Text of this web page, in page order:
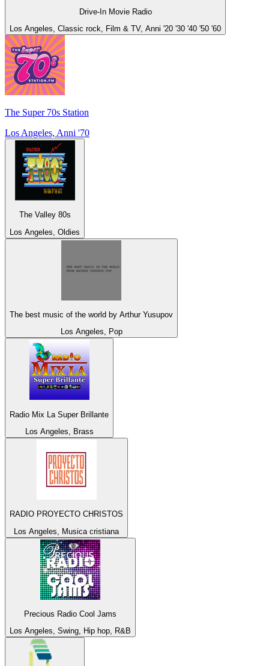
Drive-In Movie Radio
Los Angeles, Classic rock, Film & TV, Anni '20 '30 '40 '50 '60
The Super 70s Station
Los Angeles, Anni '70
The Valley 80s
Los Angeles, Oldies
The best music of the world by Arthur Yusupov
Los Angeles, Pop
Radio Mix La Super Brillante
Los Angeles, Brass
RADIO PROYECTO CHRISTOS
Los Angeles, Musica cristiana
Precious Radio Cool Jams
Los Angeles, Swing, Hip hop, R&B